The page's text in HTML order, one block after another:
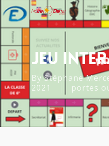
Jeu
ByStéphane
2021
portes